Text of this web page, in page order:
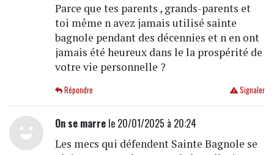
Parce que tes parents , grands-parents et
toi même n avez jamais utilisé sainte
bagnole pendant des décennies et n en ont
jamais été heureux dans le la prospérité de
votre vie personnelle ?
Signaler
Répondre
On se marrele 20/01/2025 à 20:24
Les mecs qui défendent Sainte Bagnole se